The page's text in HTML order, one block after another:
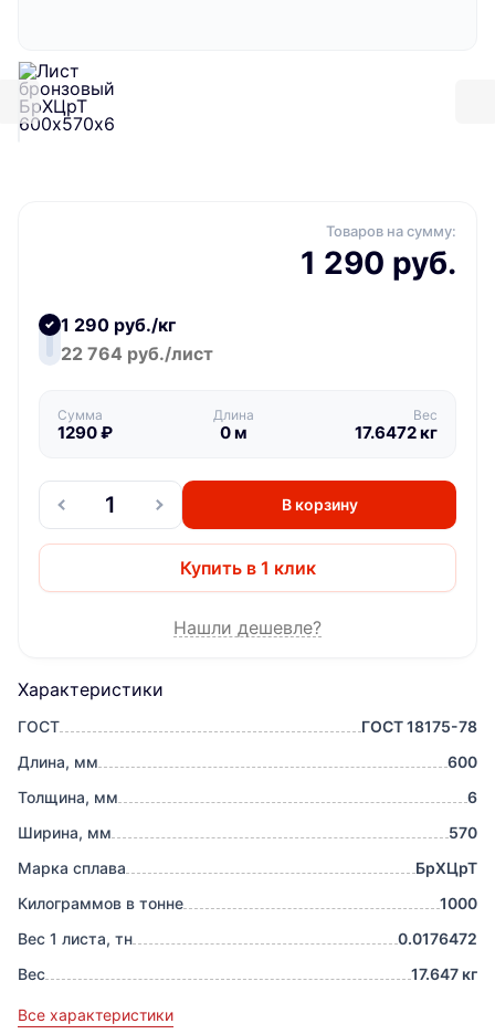
Характеристики
ГОСТ
ГОСТ 18175-78
Длина, мм
600
Толщина, мм
6
Ширина, мм
570
Марка сплава
БрХЦрТ
Килограммов в тонне
1000
Вес 1 листа, тн
0.0176472
Вес
17.647 кг
Все характеристики
Товаров на сумму:
1 290 руб.
1 290 руб./кг
22 764 руб./лист
Сумма
1290₽
Длина
0м
Вес
17.6472кг
В корзину
Купить в 1 клик
Нашли дешевле?